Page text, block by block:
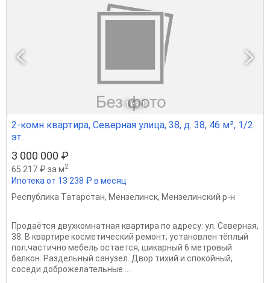
1 из 1
2-комн квартира, Северная улица, 38, д. 38, 46 м², 1/2
эт.
3 000 000 ₽
65 217 ₽ за м2
Ипотека от 13 238 ₽ в месяц
Республика Татарстан, Мензелинск, Мензелинский р-н
Продаётся двухкомнатная квартира по адресу: ул. Северная,
38. В квартире косметический ремонт, установлен тёплый
пол,частично мебель остается, шикарный 6 метровый
балкон. Раздельный санузел. Двор тихий и спокойный,
соседи доброжелательные....